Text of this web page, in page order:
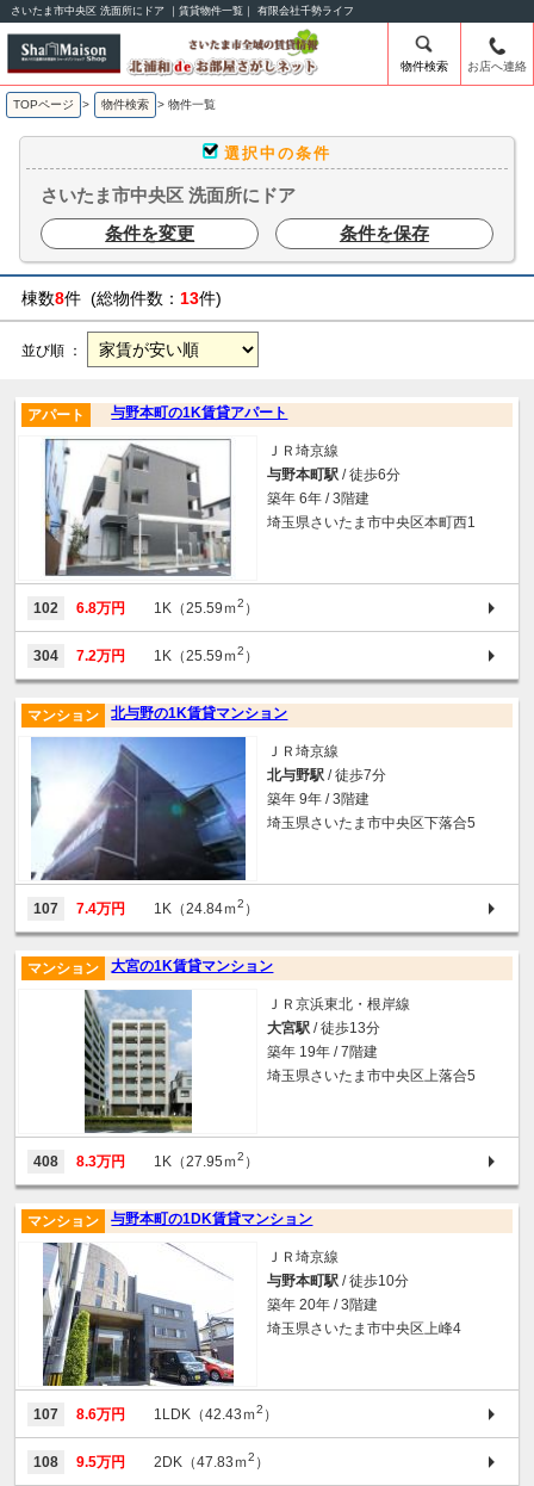
さいたま市中央区 洗面所にドア ｜賃貸物件一覧｜ 有限会社千勢ライフ
物件検索 お店へ連絡
TOPページ > 物件検索 > 物件一覧
選択中の条件
さいたま市中央区 洗面所にドア
条件を変更
条件を保存
棟数8件 (総物件数： 13件)
並び順 ：
与野本町の1K賃貸アパート
アパート
ＪＲ埼京線
与野本町駅 / 徒歩6分
築年 6年 / 3階建
埼玉県さいたま市中央区本町西1
102 6.8万円 1K（25.59ｍ2 ）
304 7.2万円 1K（25.59ｍ2 ）
北与野の1K賃貸マンション
マンション
ＪＲ埼京線
北与野駅 / 徒歩7分
築年 9年 / 3階建
埼玉県さいたま市中央区下落合5
107 7.4万円 1K（24.84ｍ2 ）
大宮の1K賃貸マンション
マンション
ＪＲ京浜東北・根岸線
大宮駅 / 徒歩13分
築年 19年 / 7階建
埼玉県さいたま市中央区上落合5
408 8.3万円 1K（27.95ｍ2 ）
与野本町の1DK賃貸マンション
マンション
ＪＲ埼京線
与野本町駅 / 徒歩10分
築年 20年 / 3階建
埼玉県さいたま市中央区上峰4
107 8.6万円 1LDK（42.43ｍ2 ）
108 9.5万円 2DK（47.83ｍ2 ）